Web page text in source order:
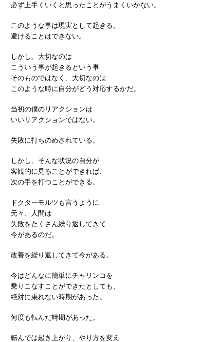
必ず上手くいくと思ったことがうまくいかない。
このような事は現実として起きる。
避けることはできない。
しかし、大切なのは
こういう事が起きるという事
そのものではなく、大切なのは
このような時に自分がどう対応するかだ。
当初の僕のリアクションは
いいリアクションではない。
失敗に打ちのめされている。
しかし、そんな状況の自分が
客観的に見ることができれば、
次の手を打つことができる。
ドクターモルツも言うように
元々、人間は
失敗をたくさん繰り返してきて
今があるのだ。
改善を繰り返してきて今がある。
今はどんなに簡単にチャリンコを
乗りこなすことができたとしても、
絶対に乗れない時期があった。
何度も転んだ時期があった。
転んでは起き上がり、やり方を変え